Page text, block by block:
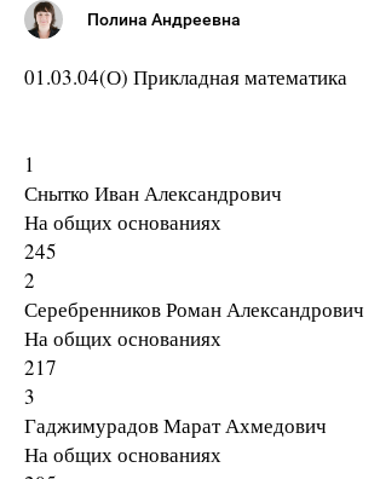
Полина Андреевна
01.03.04(О) Прикладная математика
1
Снытко Иван Александрович
На общих основаниях
245
2
Серебренников Роман Александрович
На общих основаниях
217
3
Гаджимурадов Марат Ахмедович
На общих основаниях